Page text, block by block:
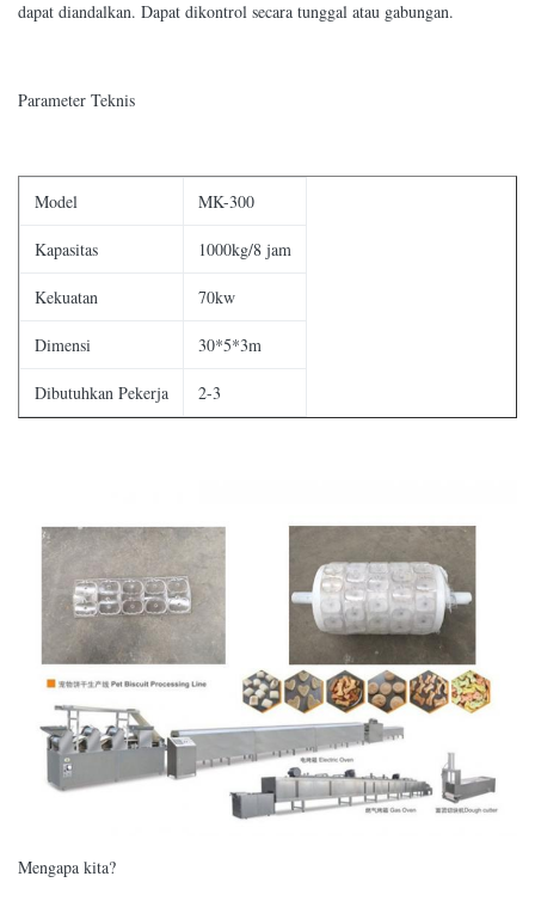
dapat diandalkan. Dapat dikontrol secara tunggal atau gabungan.
Parameter Teknis
Model MK-300
Kapasitas 1000kg/8 jam
Kekuatan 70kw
Dimensi 30*5*3m
Dibutuhkan Pekerja 2-3
Mengapa kita?